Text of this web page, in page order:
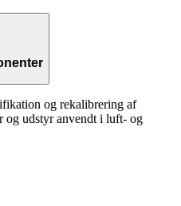
og rekalibrering af
og udstyr anvendt i luft- og